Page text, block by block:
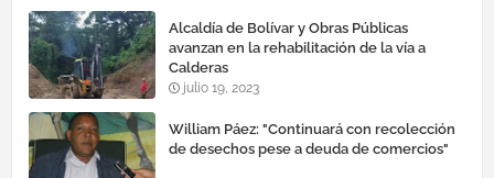
Alcaldía de Bolívar y Obras Públicas
avanzan en la rehabilitación de la vía a
Calderas
julio 19, 2023
William Páez: "Continuará con recolección
de desechos pese a deuda de comercios"